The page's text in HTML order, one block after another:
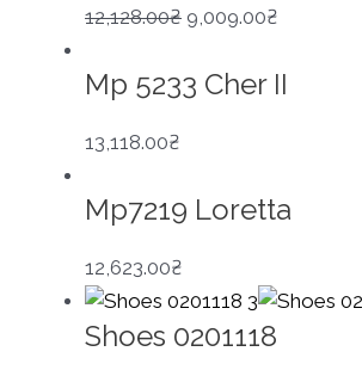
12,128.00₴ Оригінальна
12,128.00₴.
9,009.00₴
9,009.00₴.
Mp 5233 Cher II
13,118.00₴
Mp7219 Loretta
12,623.00₴
Shoes 0201118